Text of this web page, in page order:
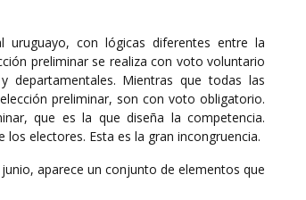
uruguayo, con lógicas diferentes entre la
preliminar se realiza con voto voluntario
departamentales. Mientras que todas las
preliminar, son con voto obligatorio.
que es la que diseña la competencia.
electores. Esta es la gran incongruencia.
aparece un conjunto de elementos que